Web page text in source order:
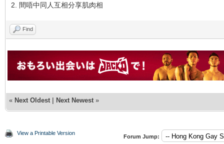
2. 間唔中同人互相分享肌肉相
Find
« Next Oldest | Next Newest »
View a Printable Version
Forum Jump: